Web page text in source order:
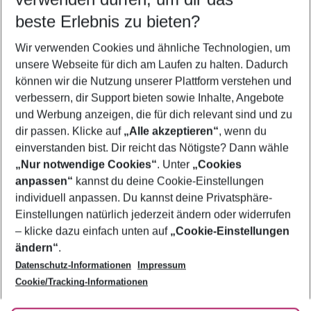
5-8 Nächte
2 Erwachsene Keine Kinder
Mehr Filter anzeigen
Footer
Footer navigation
Über uns
AGB
Bestpreisgarantie
Cookie-Einstellungen ändern
Cookie-Richtlinie
Agenturbetreuung
Barrierefreies Reisen
Folge uns
beste Erlebnis zu bieten?
Wir verwenden Cookies und ähnliche Technologien, um
unsere Webseite für dich am Laufen zu halten. Dadurch
können wir die Nutzung unserer Plattform verstehen und
verbessern, dir Support bieten sowie Inhalte, Angebote
und Werbung anzeigen, die für dich relevant sind und zu
dir passen. Klicke auf „Alle akzeptieren“, wenn du
einverstanden bist. Dir reicht das Nötigste? Dann wähle
„Nur notwendige Cookies“. Unter „Cookies
anpassen“ kannst du deine Cookie-Einstellungen
individuell anpassen. Du kannst deine Privatsphäre-
Einstellungen natürlich jederzeit ändern oder widerrufen
– klicke dazu einfach unten auf „Cookie-Einstellungen
ändern“.
Datenschutz-Informationen
Impressum
Cookie/Tracking-Informationen